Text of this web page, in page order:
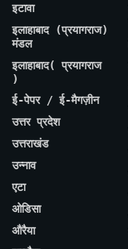
इटावा
इलाहाबाद (प्रयागराज)
मंडल
इलाहाबाद( प्रयागराज
)
ई-पेपर / ई-मैगज़ीन
उत्तर प्रदेश
उत्तराखंड
उन्नाव
एटा
ओडिसा
औरैया